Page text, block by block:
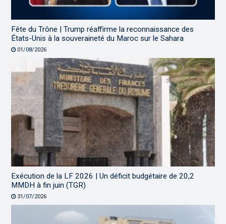
Fête du Trône | Trump réaffirme la reconnaissance des
États-Unis à la souveraineté du Maroc sur le Sahara
01/08/2026
Exécution de la LF 2026 | Un déficit budgétaire de 20,2
MMDH à fin juin (TGR)
31/07/2026